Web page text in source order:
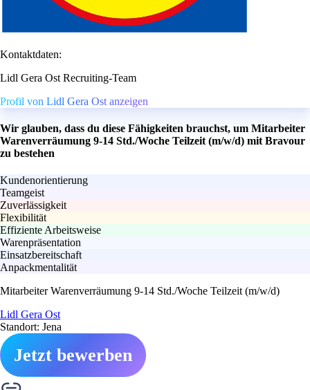
Kontaktdaten:
Lidl Gera Ost Recruiting-Team
Profil von Lidl Gera Ost anzeigen
Wir glauben, dass du diese Fähigkeiten brauchst, um Mitarbeiter
Warenverräumung 9-14 Std./Woche Teilzeit (m/w/d) mit Bravour
zu bestehen
Kundenorientierung
Teamgeist
Zuverlässigkeit
Flexibilität
Effiziente Arbeitsweise
Warenpräsentation
Einsatzbereitschaft
Anpackmentalität
Mitarbeiter Warenverräumung 9-14 Std./Woche Teilzeit (m/w/d)
Lidl Gera Ost
Standort: Jena
Jetzt bewerben